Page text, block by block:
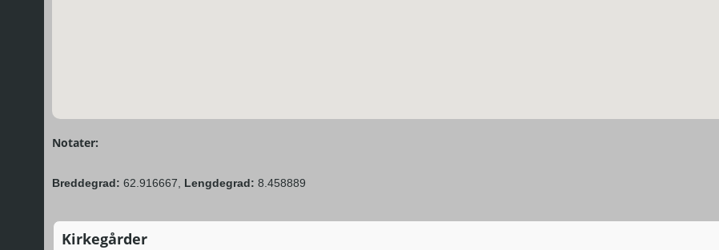
Notater:
Breddegrad: 62.916667, Lengdegrad: 8.458889
Kirkegårder